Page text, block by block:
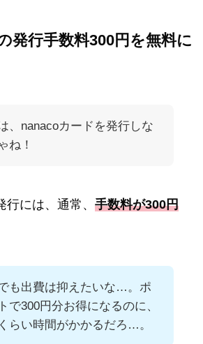
発行手数料300円を無料に
、nanacoカードを発行しな
ね！
には、通常、 手数料が300円
も出費は抑えたいな…。ポ
で300円分お得になるのに、
らい時間がかかるだろ…。